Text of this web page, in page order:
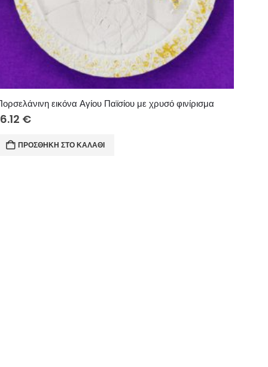
εικόνα Αγίου Παϊσίου με χρυσό φινίρισμα
€
ΠΡΟΣΘΉΚΗ ΣΤΟ ΚΑΛΆΘΙ